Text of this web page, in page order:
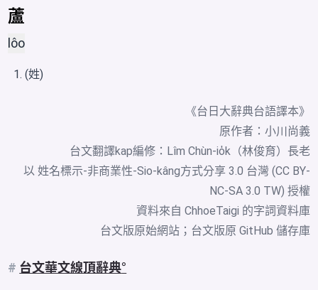
蘆
lôo
(姓)
《台日大辭典台語譯本》
原作者：小川尚義
台文翻譯kap編修：Lîm Chùn-io̍k（林俊育）長老
以 姓名標示-非商業性-Sio-kâng方式分享 3.0 台灣 (CC BY-
NC-SA 3.0 TW) 授權
資料來自 ChhoeTaigi 的字詞資料庫
台文版原始網站； 台文版原 GitHub 儲存庫
# 台文華文線頂辭典